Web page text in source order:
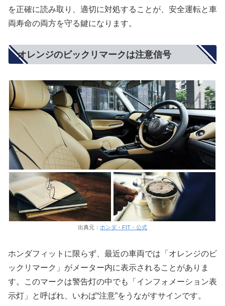
を正確に読み取り、適切に対処することが、安全運転と車
両寿命の両方を守る鍵になります。
オレンジのビックリマークは注意信号
出典元： ホンダ・FIT・公式
ホンダフィットに限らず、最近の車両では「オレンジのビ
ックリマーク」がメーター内に表示されることがありま
す。このマークは警告灯の中でも「インフォメーション表
示灯」と呼ばれ、いわば“注意”をうながすサインです。